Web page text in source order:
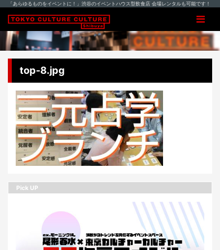
「あらゆるものをイベントに！」渋谷のイベントハウス型飲食店 会場レンタルも可能です！
top-8.jpg
Pick UP